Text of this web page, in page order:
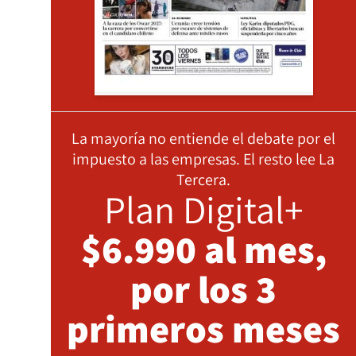
La mayoría no entiende el debate por el
impuesto a las empresas. El resto lee La
Tercera.
Plan Digital+
$6.990 al mes,
por los 3
primeros meses